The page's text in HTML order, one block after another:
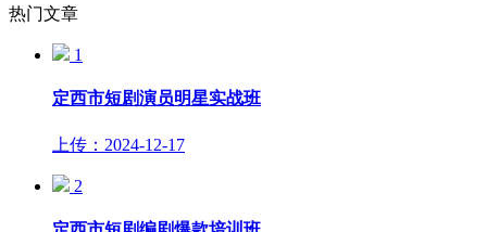
热门文章
1
定西市短剧演员明星实战班
上传：2024-12-17
2